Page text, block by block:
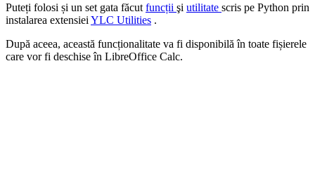
Puteți folosi și un set gata făcut funcții şi utilitate scris pe Python prin
instalarea extensiei YLC Utilities .
După aceea, această funcționalitate va fi disponibilă în toate fișierele
care vor fi deschise în LibreOffice Calc.